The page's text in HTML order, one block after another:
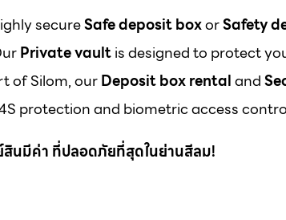
secureSafe deposit boxorSafety
Private vaultis designed to protect
of Silom, ourDeposit box rentaland
protection and biometric access
สินมีค่า ที่ปลอดภัยที่สุดในย่านสีลม!